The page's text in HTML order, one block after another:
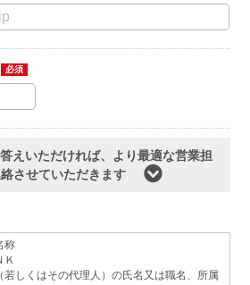
必須
えいただければ、より最適な営業担
させていただきます
称
Ｋ
若しくはその代理人）の氏名又は職名、所属